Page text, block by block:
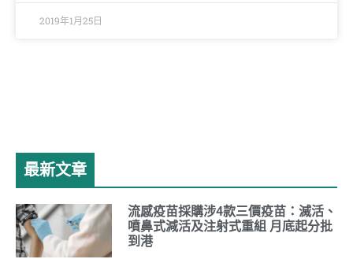
2019年1月25日
最新文章
流感疫苗採購涉4款三價疫苗：滅活、
噴鼻式減活及注射式重組 月底起分批
到港